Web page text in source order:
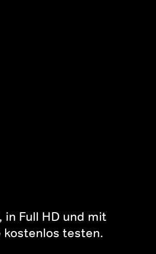
Full HD und mit
kostenlos testen.